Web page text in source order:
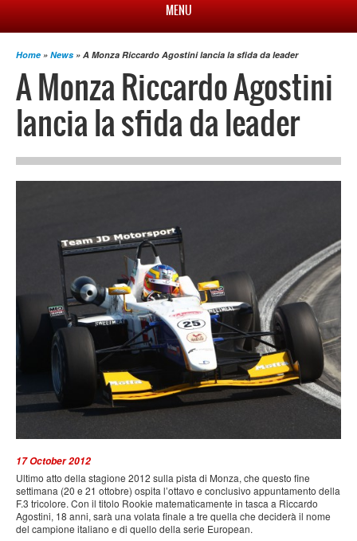
MENU
HOME
PROFILO
NEWS
RISULTATI
MULTIMEDIA
PRESS
SPONSOR & PARTNER
Home » News » A Monza Riccardo Agostini lancia la sfida da leader
A Monza Riccardo Agostini
lancia la sfida da leader
17 October 2012
Ultimo atto della stagione 2012 sulla pista di Monza, che questo fine
settimana (20 e 21 ottobre) ospita l’ottavo e conclusivo appuntamento della
F.3 tricolore. Con il titolo Rookie matematicamente in tasca a Riccardo
Agostini, 18 anni, sarà una volata finale a tre quella che deciderà il nome
del campione italiano e di quello della serie European.